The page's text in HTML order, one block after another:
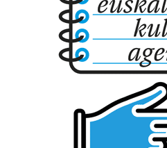
produktuak garatzeko. Zure
erabiltzen dituen hauta
Bazkide batzuek ez dizute
interes komertzial
bazkideen zerrenda, beren
duten interes legitimoa eta
dezakezun ikusteko.